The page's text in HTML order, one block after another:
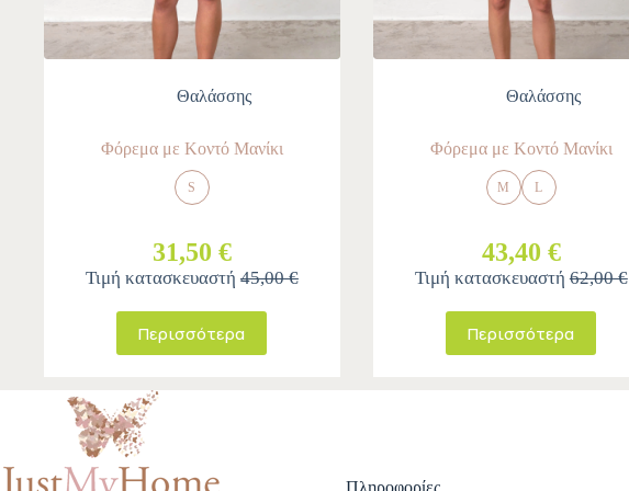
Θαλάσσης
Φόρεμα με Κοντό Μανίκι
S
31,50 €
Τιμή κατασκευαστή 45,00 €
Περισσότερα
Θαλάσσης
Φόρεμα με Κοντό Μανίκι
M L
43,40 €
Τιμή κατασκευαστή62,00 €
Περισσότερα